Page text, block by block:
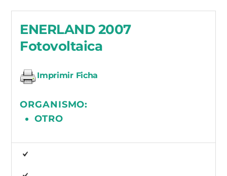
ENERLAND 2007
Fotovoltaica
Imprimir Ficha
ORGANISMO:
OTRO